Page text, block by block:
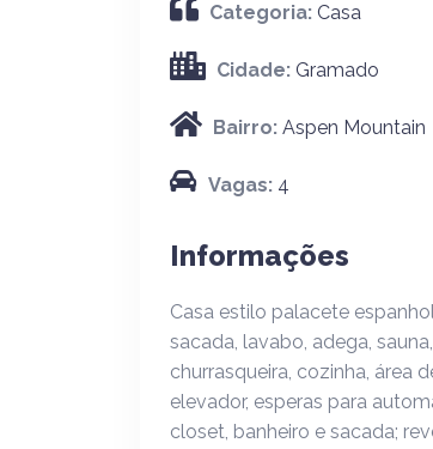
Categoria: Casa
Cidade: Gramado
Bairro: Aspen Mountain
Vagas: 4
Informações
Casa estilo palacete
sacada, lavabo, adega,
churrasqueira, cozinha, área
elevador, esperas para
closet, banheiro e sacada;